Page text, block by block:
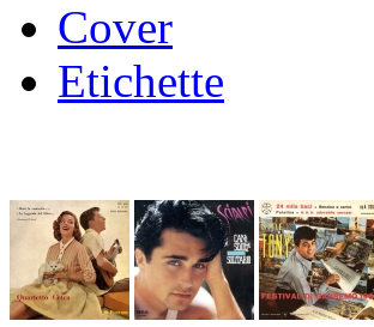
Cover
Etichette